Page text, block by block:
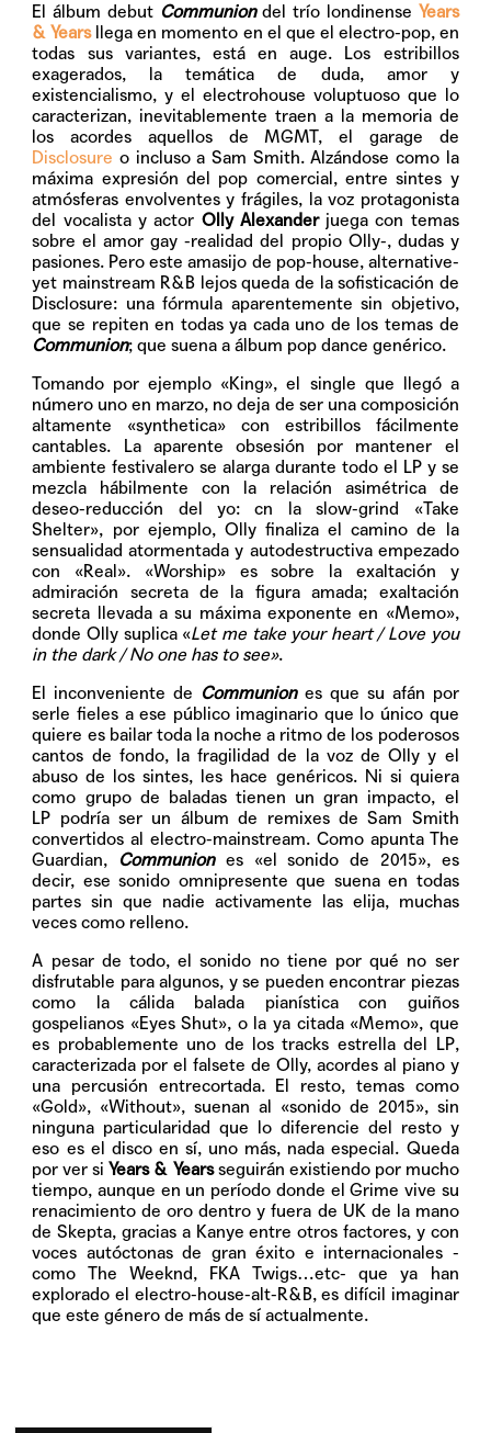
El álbum debut Communiondel trío londinense Years
& Years llega en momento en el que el electro-pop, en
todas sus variantes, está en auge. Los estribillos
exagerados, la temática de duda, amor y
existencialismo, y el electrohouse voluptuoso que lo
caracterizan, inevitablemente traen a la memoria de
los acordes aquellos de MGMT, el garage de
Disclosure o incluso a Sam Smith. Alzándose como la
máxima expresión del pop comercial, entre sintes y
atmósferas envolventes y frágiles, la voz protagonista
del vocalista y actor Olly Alexanderjuega con temas
sobre el amor gay -realidad del propio Olly-, dudas y
pasiones. Pero este amasijo de pop-house, alternative-
yet mainstream R&B lejos queda de la sofisticación de
Disclosure: una fórmula aparentemente sin objetivo,
que se repiten en todas ya cada uno de los temas de
Communion; que suena a álbum pop dance genérico.
Tomando por ejemplo «King», el single que llegó a
número uno en marzo, no deja de ser una composición
altamente «synthetica» con estribillos fácilmente
cantables. La aparente obsesión por mantener el
ambiente festivalero se alarga durante todo el LP y se
mezcla hábilmente con la relación asimétrica de
deseo-reducción del yo: cn la slow-grind «Take
Shelter», por ejemplo, Olly finaliza el camino de la
sensualidad atormentada y autodestructiva empezado
con «Real». «Worship»es sobre la exaltación y
admiración secreta de la figura amada; exaltación
secreta llevada a su máxima exponente en «Memo»,
donde Olly suplica «Let me take your heart / Love you
in the dark / No one has to see».
El inconveniente de Communiones que su afán por
serle fieles a ese público imaginario que lo único que
quiere es bailar toda la noche a ritmo de los poderosos
cantos de fondo, la fragilidad de la voz de Olly y el
abuso de los sintes, les hace genéricos. Ni si quiera
como grupo de baladas tienen un gran impacto, el
LP podría ser un álbum de remixes de Sam Smith
convertidos al electro-mainstream. Como apunta The
Guardian, Communion es «el sonido de 2015», es
decir, ese sonido omnipresente que suena en todas
partes sin que nadie activamente las elija, muchas
veces como relleno.
A pesar de todo, el sonido no tiene por qué no ser
disfrutable para algunos, y se pueden encontrar piezas
como la cálida balada pianística con guiños
gospelianos «Eyes Shut», o la ya citada «Memo», que
es probablemente uno de los tracks estrella del LP,
caracterizada por el falsete de Olly, acordes al piano y
una percusión entrecortada. El resto, temas como
«Gold», «Without», suenan al «sonido de 2015», sin
ninguna particularidad que lo diferencie del resto y
eso es el disco en sí, uno más, nada especial. Queda
por ver siYears & Yearsseguirán existiendo por mucho
tiempo, aunque en un período donde el Grime vive su
renacimiento de oro dentro y fuera de UK de la mano
de Skepta, gracias a Kanye entre otros factores, y con
voces autóctonas de gran éxito e internacionales -
como The Weeknd, FKA Twigs…etc- que ya han
explorado el electro-house-alt-R&B, es difícil imaginar
que este género de más de sí actualmente.